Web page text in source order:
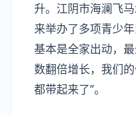
升。江阴市海澜飞
来举办了多项青少
基本是全家出动，
数翻倍增长，我们
都带起来了”。